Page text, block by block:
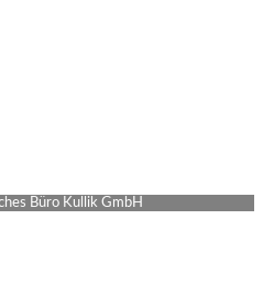
Büro Kullik GmbH